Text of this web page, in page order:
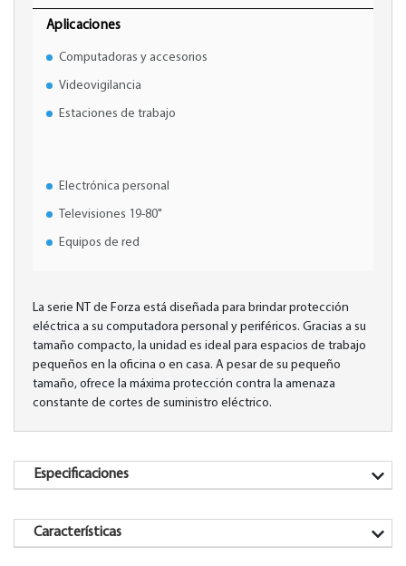
Aplicaciones
Computadoras y accesorios
Videovigilancia
Estaciones de trabajo
Electrónica personal
Televisiones 19-80"
Equipos de red
La serie NT de Forza está diseñada para brindar protección
eléctrica a su computadora personal y periféricos. Gracias a su
tamaño compacto, la unidad es ideal para espacios de trabajo
pequeños en la oficina o en casa. A pesar de su pequeño
tamaño, ofrece la máxima protección contra la amenaza
constante de cortes de suministro eléctrico.
Especificaciones
Características